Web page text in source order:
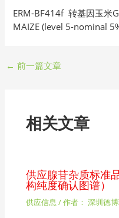
ERM-BF414f 转基因玉米
MAIZE (level 5-nominal
← 前一篇文章
相关文章
供应腺苷杂质标准
构纯度确认图谱）
供应信息 / 作者： 深圳德